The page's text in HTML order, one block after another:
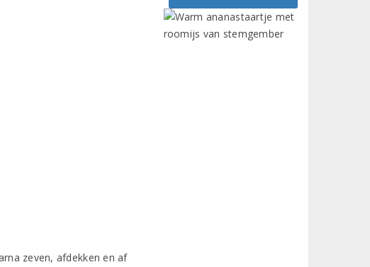
zeven, afdekken en af